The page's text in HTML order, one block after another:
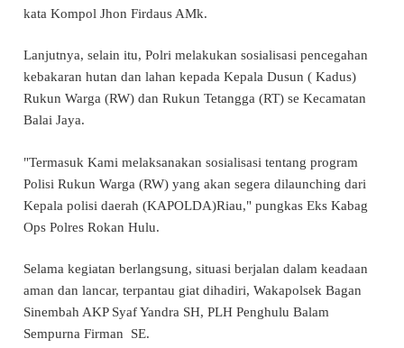
kata Kompol Jhon Firdaus AMk.
Lanjutnya, selain itu, Polri melakukan sosialisasi pencegahan
kebakaran hutan dan lahan kepada Kepala Dusun ( Kadus)
Rukun Warga (RW) dan Rukun Tetangga (RT) se Kecamatan
Balai Jaya.
"Termasuk Kami melaksanakan sosialisasi tentang program
Polisi Rukun Warga (RW) yang akan segera dilaunching dari
Kepala polisi daerah (KAPOLDA)Riau," pungkas Eks Kabag
Ops Polres Rokan Hulu.
Selama kegiatan berlangsung, situasi berjalan dalam keadaan
aman dan lancar, terpantau giat dihadiri, Wakapolsek Bagan
Sinembah AKP Syaf Yandra SH, PLH Penghulu Balam
Sempurna Firman SE.